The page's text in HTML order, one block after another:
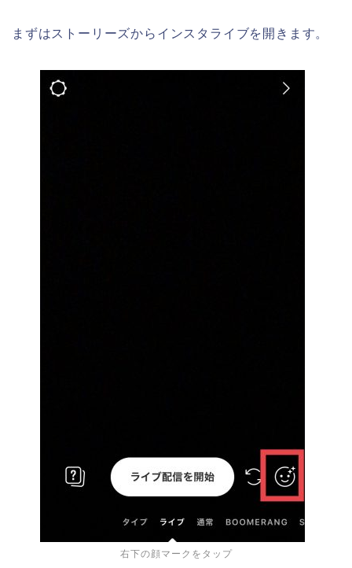
まずはストーリーズからインスタライブを開きます。
右下の顔マークをタップ